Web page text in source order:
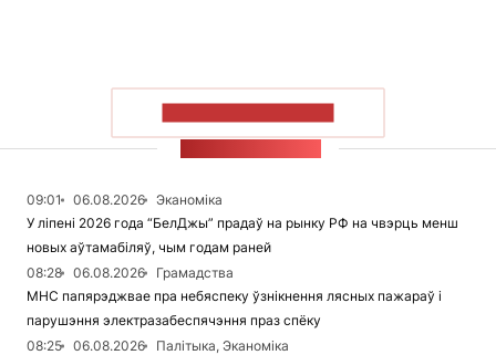
09:01 06.08.2026
Эканоміка
У ліпені 2026 года “БелДжы” прадаў на рынку РФ на чвэрць менш
новых аўтамабіляў, чым годам раней
08:28
06.08.2026
Грамадства
МНС папярэджвае пра небяспеку ўзнікнення лясных пажараў і
парушэння электразабеспячэння праз спёку
08:25
06.08.2026
Палітыка, Эканоміка